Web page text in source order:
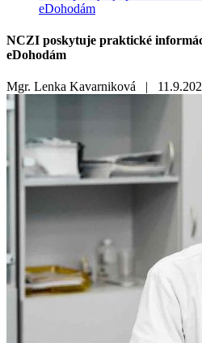
eDohodám
NCZI poskytuje praktické
eDohodám
Mgr. Lenka Kavarniková |